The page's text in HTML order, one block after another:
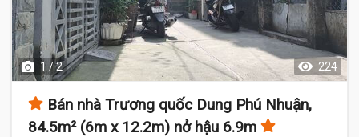
1 / 2 224
Bán nhà Trương quốc Dung Phú Nhuận,
84.5m² (6m x 12.2m) nở hậu 6.9m